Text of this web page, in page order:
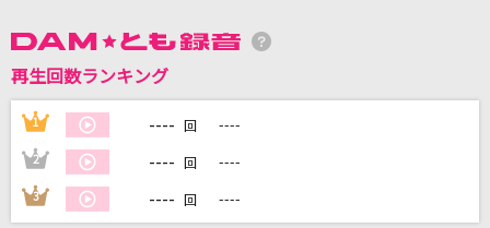
再生回数ランキング
1 ---- 回 ----
2 ---- 回 ----
3 ---- 回 ----